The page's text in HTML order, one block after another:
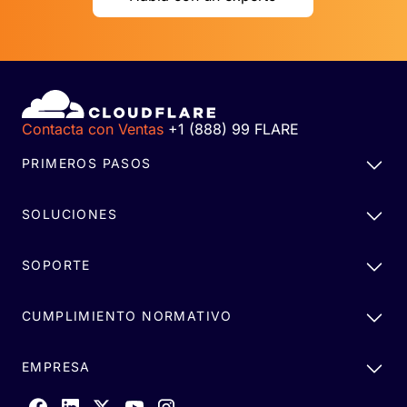
Contacta con Ventas +1 (888) 99 FLARE
PRIMEROS PASOS
SOLUCIONES
SOPORTE
CUMPLIMIENTO NORMATIVO
EMPRESA